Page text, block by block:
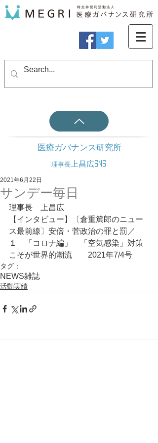
医療ガバナンス研究所
理事長 上昌広SNS
サンデー毎日
2021年6月22日
理事長　上昌広
【インタビュー】〔倉重篤郎のニュー
ス最前線〕安倍・菅政治の罪と罰／
１　「コロナ編」　「空気感染」対策
こそが世界的潮流	2021年7/4号
タグ：
NEWS雑誌
活動実績